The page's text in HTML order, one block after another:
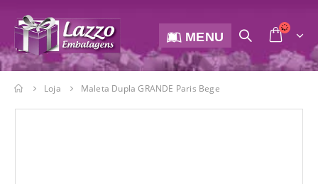
MENU
Loja Maleta Dupla GRANDE Paris Bege